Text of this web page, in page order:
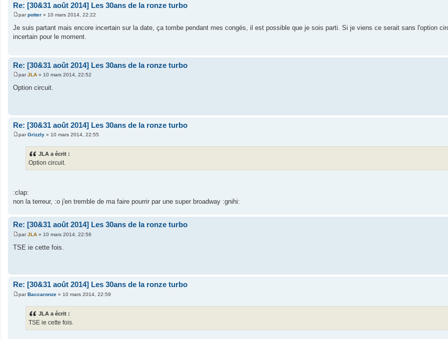
Re: [30&31 août 2014] Les 30ans de la ronze turbo
M
s
s
parpotter » 10 mars 2014, 22:22
Je suis partant mais encore incertain sur la date, ça tombe pendant mes congés, il est possible que je sois parti. Si je viens ce serait sans l'option
incertain pour le moment.
Re: [30&31 août 2014] Les 30ans de la ronze turbo
M
s
e
parJLA » 10 mars 2014, 22:52
Option circuit.
Re: [30&31 août 2014] Les 30ans de la ronze turbo
M
parGrizzly » 10 mars 2014, 22:55
JLA a écrit :
Option circuit.
:clap:
non la terreur, :o j'en tremble de ma faire pourrir par une super broadway :gnihi:
Re: [30&31 août 2014] Les 30ans de la ronze turbo
M
e
s
e
parJLA » 10 mars 2014, 22:56
TSE ie cette fois.
Re: [30&31 août 2014] Les 30ans de la ronze turbo
M
parBaccaronze » 10 mars 2014, 22:59
JLA a écrit :
TSE ie cette fois.